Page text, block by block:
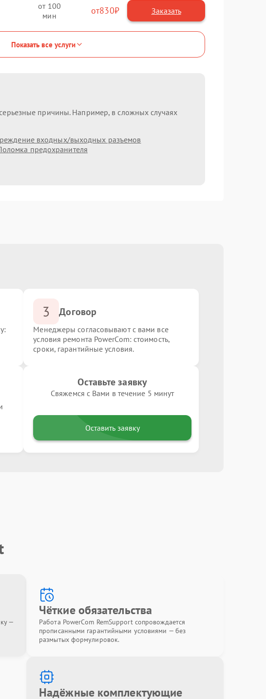
100 830
Показать все услуги
причины. Например, в сложных случаях
входных/выходных разъемов
предохранителя
3 Договор
Менеджеры согласовывают с вами все
условия ремонта PowerCom: стоимость,
сроки, гарантийные условия.
Оставьте заявку
Свяжемся с Вами в течение 5 минут
Оставить заявку
—
Чёткие обязательства
Работа PowerCom RemSupport сопровождается
прописанными гарантийными условиями — без
размытых формулировок.
Надёжные комплектующие